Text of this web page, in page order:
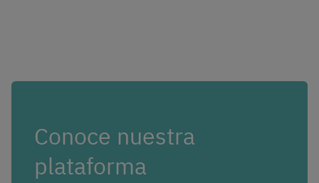
Conoce nuestra
plataforma